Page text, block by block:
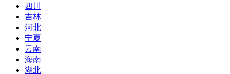
四川
吉林
河北
宁夏
云南
海南
湖北